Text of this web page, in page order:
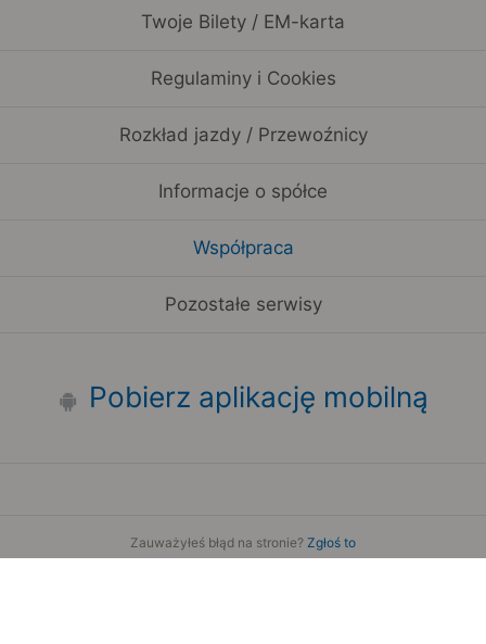
Twoje Bilety / EM-karta
Regulaminy i Cookies
Rozkład jazdy / Przewoźnicy
Informacje o spółce
Współpraca
Pozostałe serwisy
Pobierz aplikację mobilną
Zauważyłeś błąd na stronie? Zgłoś to